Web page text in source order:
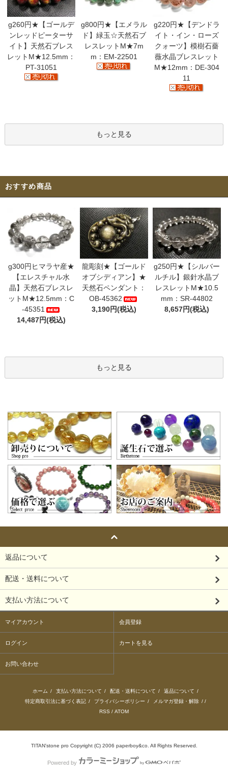
g260円★【ゴールデ
ンレッドピーターサ
イト】天然石ブレス
レットM★12.5mm：
PT-31051
g800円★【エメラル
ド】緑玉☆天然石ブ
レスレットM★7m
m：EM-22501
g220円★【デンドラ
イト・イン・ローズ
クォーツ】模樹石薔
薇水晶ブレスレット
M★12mm：DE-304
11
もっと見る
おすすめ商品
g300円ヒマラヤ産★
【エレスチャル水
晶】天然石ブレスレ
ットM★12.5mm：C
-45351
14,487円(税込)
龍彫刻★【ゴールド
オブシディアン】★
天然石ペンダント：
OB-45362
3,190円(税込)
g250円★【シルバー
ルチル】銀針水晶ブ
レスレットM★10.5
mm：SR-44802
8,657円(税込)
もっと見る
返品について
配送・送料について
支払い方法について
マイアカウント 会員登録
ログイン カートを見る
お問い合わせ
ホーム / 支払い方法について / 配送・送料について / 返品について /
特定商取引法に基づく表記 / プライバシーポリシー / メルマガ登録・解除 / /
RSS / ATOM
TITAN'stone pro Copyright (C) 2006 paperboy&co. All Rights Reserved.
Powered by